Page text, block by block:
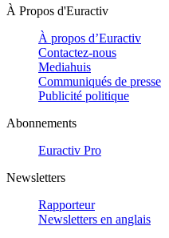
À Propos d'Euractiv
À propos d’Euractiv
Contactez-nous
Mediahuis
Communiqués de presse
Publicité politique
Abonnements
Euractiv Pro
Newsletters
Rapporteur
Newsletters en anglais